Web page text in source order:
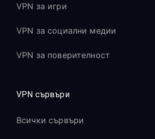
VPN за игри
VPN за социални медии
VPN за поверителност
VPN сървъри
Всички сървъри